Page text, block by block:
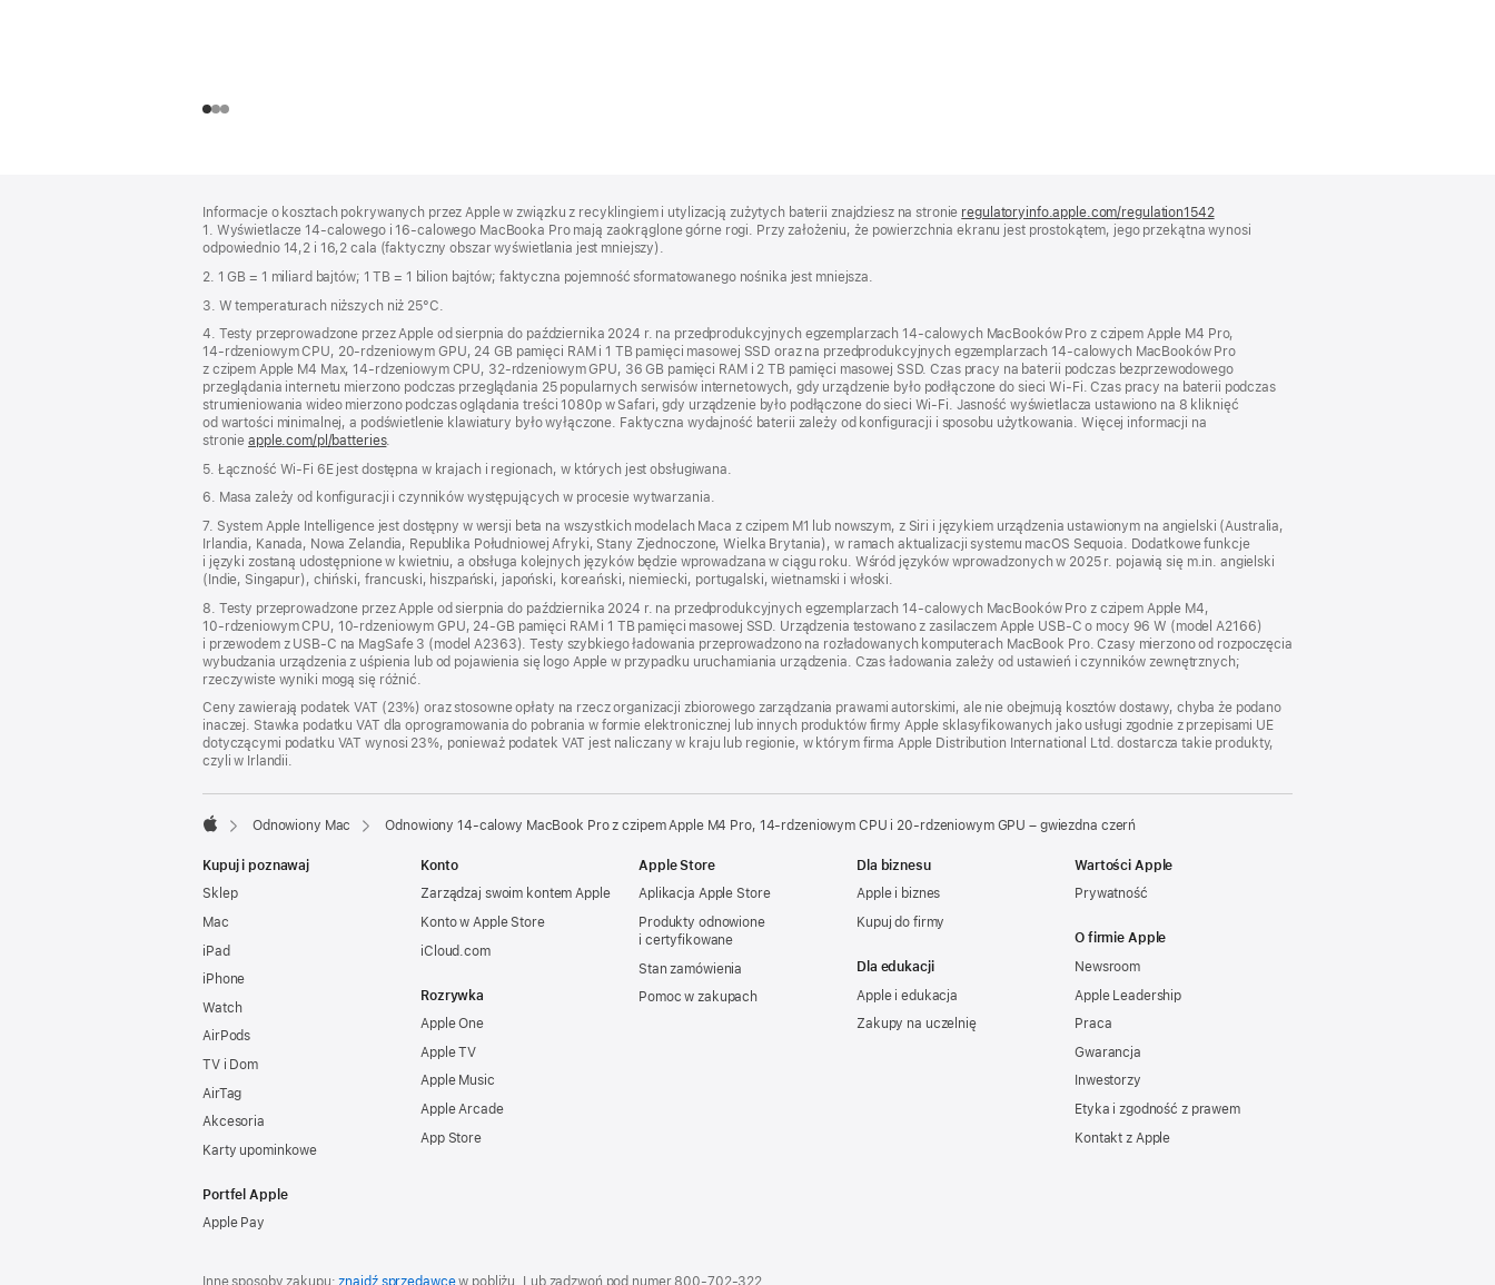
Informacje o kosztach pokrywanych przez Apple w związku z recyklingiem i utylizacją zużytych baterii znajdziesz na stronie regulatoryinfo.apple.com/regulation1542(otwiera
się
1. Wyświetlacze 14‑calowego i 16‑calowego MacBooka Pro mają zaokrąglone górne rogi. Przy założeniu, że powierzchnia ekranu jest prostokątem, jego przekątna wynosi
odpowiednio 14,2 i 16,2 cala (faktyczny obszar wyświetlania jest mniejszy).
2. 1 GB = 1 miliard bajtów; 1 TB = 1 bilion bajtów; faktyczna pojemność sformatowanego nośnika jest mniejsza.
3. W temperaturach niższych niż 25°C.
4. Testy przeprowadzone przez Apple od sierpnia do października 2024 r. na przedprodukcyjnych egzemplarzach 14‑calowych MacBooków Pro z czipem Apple M4 Pro,
14‑rdzeniowym CPU, 20‑rdzeniowym GPU, 24 GB pamięci RAM i 1 TB pamięci masowej SSD oraz na przedprodukcyjnych egzemplarzach 14‑calowych MacBooków Pro
z czipem Apple M4 Max, 14‑rdzeniowym CPU, 32‑rdzeniowym GPU, 36 GB pamięci RAM i 2 TB pamięci masowej SSD. Czas pracy na baterii podczas bezprzewodowego
przeglądania internetu mierzono podczas przeglądania 25 popularnych serwisów internetowych, gdy urządzenie było podłączone do sieci Wi‑Fi. Czas pracy na baterii podczas
strumieniowania wideo mierzono podczas oglądania treści 1080p w Safari, gdy urządzenie było podłączone do sieci Wi‑Fi. Jasność wyświetlacza ustawiono na 8 kliknięć
od wartości minimalnej, a podświetlenie klawiatury było wyłączone. Faktyczna wydajność baterii zależy od konfiguracji i sposobu użytkowania. Więcej informacji na
stronieapple.com/pl/batteries.
5. Łączność Wi‑Fi 6E jest dostępna w krajach i regionach, w których jest obsługiwana.
6. Masa zależy od konfiguracji i czynników występujących w procesie wytwarzania.
7. System Apple Intelligence jest dostępny w wersji beta na wszystkich modelach Maca z czipem M1 lub nowszym, z Siri i językiem urządzenia ustawionym na angielski (Australia,
Irlandia, Kanada, Nowa Zelandia, Republika Południowej Afryki, Stany Zjednoczone, Wielka Brytania), w ramach aktualizacji systemu macOS Sequoia. Dodatkowe funkcje
i języki zostaną udostępnione w kwietniu, a obsługa kolejnych języków będzie wprowadzana w ciągu roku. Wśród języków wprowadzonych w 2025 r. pojawią się m.in. angielski
(Indie, Singapur), chiński, francuski, hiszpański, japoński, koreański, niemiecki, portugalski, wietnamski i włoski.
8. Testy przeprowadzone przez Apple od sierpnia do października 2024 r. na przedprodukcyjnych egzemplarzach 14‑calowych MacBooków Pro z czipem Apple M4,
10‑rdzeniowym CPU, 10‑rdzeniowym GPU, 24‑GB pamięci RAM i 1 TB pamięci masowej SSD. Urządzenia testowano z zasilaczem Apple USB‑C o mocy 96 W (model A2166)
i przewodem z USB‑C na MagSafe 3 (model A2363). Testy szybkiego ładowania przeprowadzono na rozładowanych komputerach MacBook Pro. Czasy mierzono od rozpoczęcia
wybudzania urządzenia z uśpienia lub od pojawienia się logo Apple w przypadku uruchamiania urządzenia. Czas ładowania zależy od ustawień i czynników zewnętrznych;
rzeczywiste wyniki mogą się różnić.
Ceny zawierają podatek VAT (23%) oraz stosowne opłaty na rzecz organizacji zbiorowego zarządzania prawami autorskimi, ale nie obejmują kosztów dostawy, chyba że podano
inaczej. Stawka podatku VAT dla oprogramowania do pobrania w formie elektronicznej lub innych produktów firmy Apple sklasyfikowanych jako usługi zgodnie z przepisami UE
dotyczącymi podatku VAT wynosi 23%, ponieważ podatek VAT jest naliczany w kraju lub regionie, w którym firma Apple Distribution International Ltd. dostarcza takie produkty,
czyli w Irlandii.
Odnowiony Mac Odnowiony 14‑calowy MacBook Pro z czipem Apple M4 Pro, 14‑rdzeniowym CPU i 20‑rdzeniowym GPU – gwiezdna czerń
Kupuj i poznawaj
Sklep
Mac
iPad
iPhone
Watch
AirPods
TV i Dom
AirTag
Akcesoria
Karty upominkowe
Portfel Apple
Apple Pay
Konto
Zarządzaj swoim kontem Apple
Konto w Apple Store
iCloud.com
Rozrywka
Apple One
Apple TV
Apple Music
Apple Arcade
App Store
Apple Store
Aplikacja Apple Store
Produkty odnowione
i certyfikowane
Stan zamówienia
Pomoc w zakupach
Dla biznesu
Apple i biznes
Kupuj do firmy
Dla edukacji
Apple i edukacja
Zakupy na uczelnię
Wartości Apple
Prywatność
O firmie Apple
Newsroom
Apple Leadership
Praca
Gwarancja
Inwestorzy
Etyka i zgodność z prawem
Kontakt z Apple